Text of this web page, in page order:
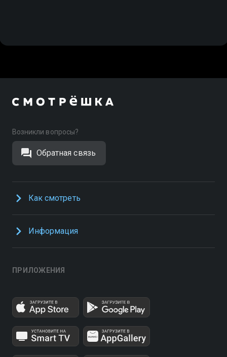
Возникли вопросы?
Обратная связь
Как смотреть
Информация
ПРИЛОЖЕНИЯ